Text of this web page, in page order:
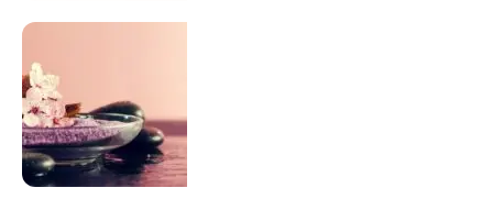
Para antes e depois de engravidar
Saiba Mais